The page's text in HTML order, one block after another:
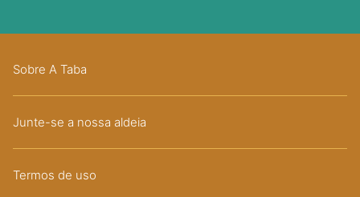
Sobre A Taba
Junte-se a nossa aldeia
Termos de uso